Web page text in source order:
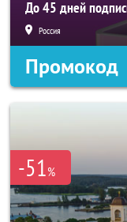
До 45 дней
Россия
Промокод
-51%